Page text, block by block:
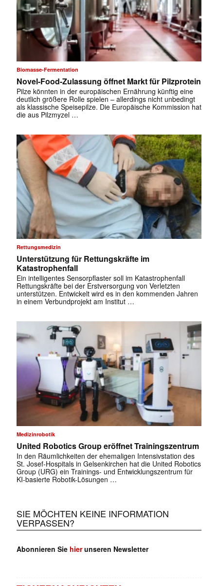
Biomasse-Fermentation
Novel-Food-Zulassung öffnet Markt für Pilzprotein
Pilze könnten in der europäischen Ernährung künftig eine
deutlich größere Rolle spielen – allerdings nicht unbedingt
als klassische Speisepilze. Die Europäische Kommission hat
die aus Pilzmyzel …
Rettungsmedizin
Unterstützung für Rettungskräfte im
Katastrophenfall
Ein intelligentes Sensorpflaster soll im Katastrophenfall
Rettungskräfte bei der Erstversorgung von Verletzten
unterstützen. Entwickelt wird es in den kommenden Jahren
in einem Verbundprojekt am Institut …
Medizinrobotik
United Robotics Group eröffnet Trainingszentrum
In den Räumlichkeiten der ehemaligen Intensivstation des
St. Josef-Hospitals in Gelsenkirchen hat die United Robotics
Group (URG) ein Trainings- und Entwicklungszentrum für
KI-basierte Robotik-Lösungen …
SIE MÖCHTEN KEINE INFORMATION
VERPASSEN?
Abonnieren Sie hierunseren Newsletter